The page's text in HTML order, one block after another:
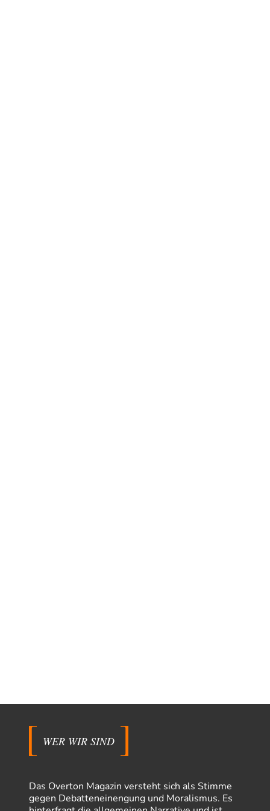
WER WIR SIND
Das Overton Magazin versteht sich als Stimme
gegen Debatteneinengung und Moralismus. Es